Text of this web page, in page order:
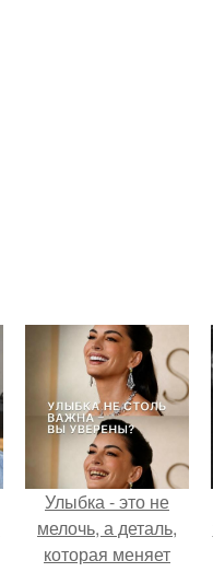
Улыбка - это не
мелочь, а деталь,
которая меняет